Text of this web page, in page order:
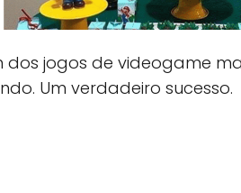
dos jogos de videogame
Um verdadeiro sucesso.